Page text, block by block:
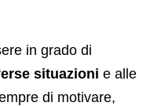
in grado di
situazioni e alle
di motivare,